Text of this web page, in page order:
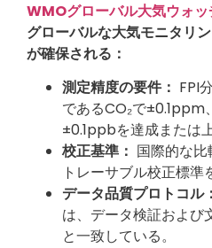
WMOグローバル大気ウォッ
グローバルな大気モニタリ
が確保される：
測定精度の要件： FPI
であるCO₂で
±0.1ppbを達成または
校正基準： 国際的な
トレーサブル校正標
データ品質プロトコル：
は、データ検証およ
と一致している。